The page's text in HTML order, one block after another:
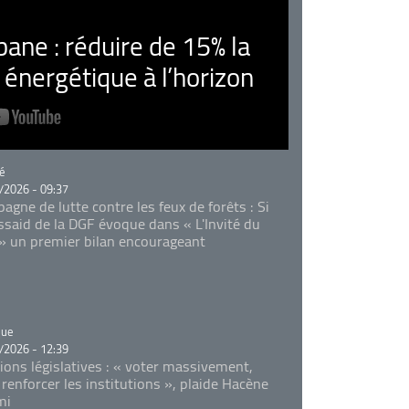
: réduire de 15% la
à l’horizon
- 09:37
de lutte contre les feux de forêts : Si
de la DGF évoque dans « L'Invité du
un premier bilan encourageant
- 12:39
législatives : « voter massivement,
les institutions », plaide Hacène